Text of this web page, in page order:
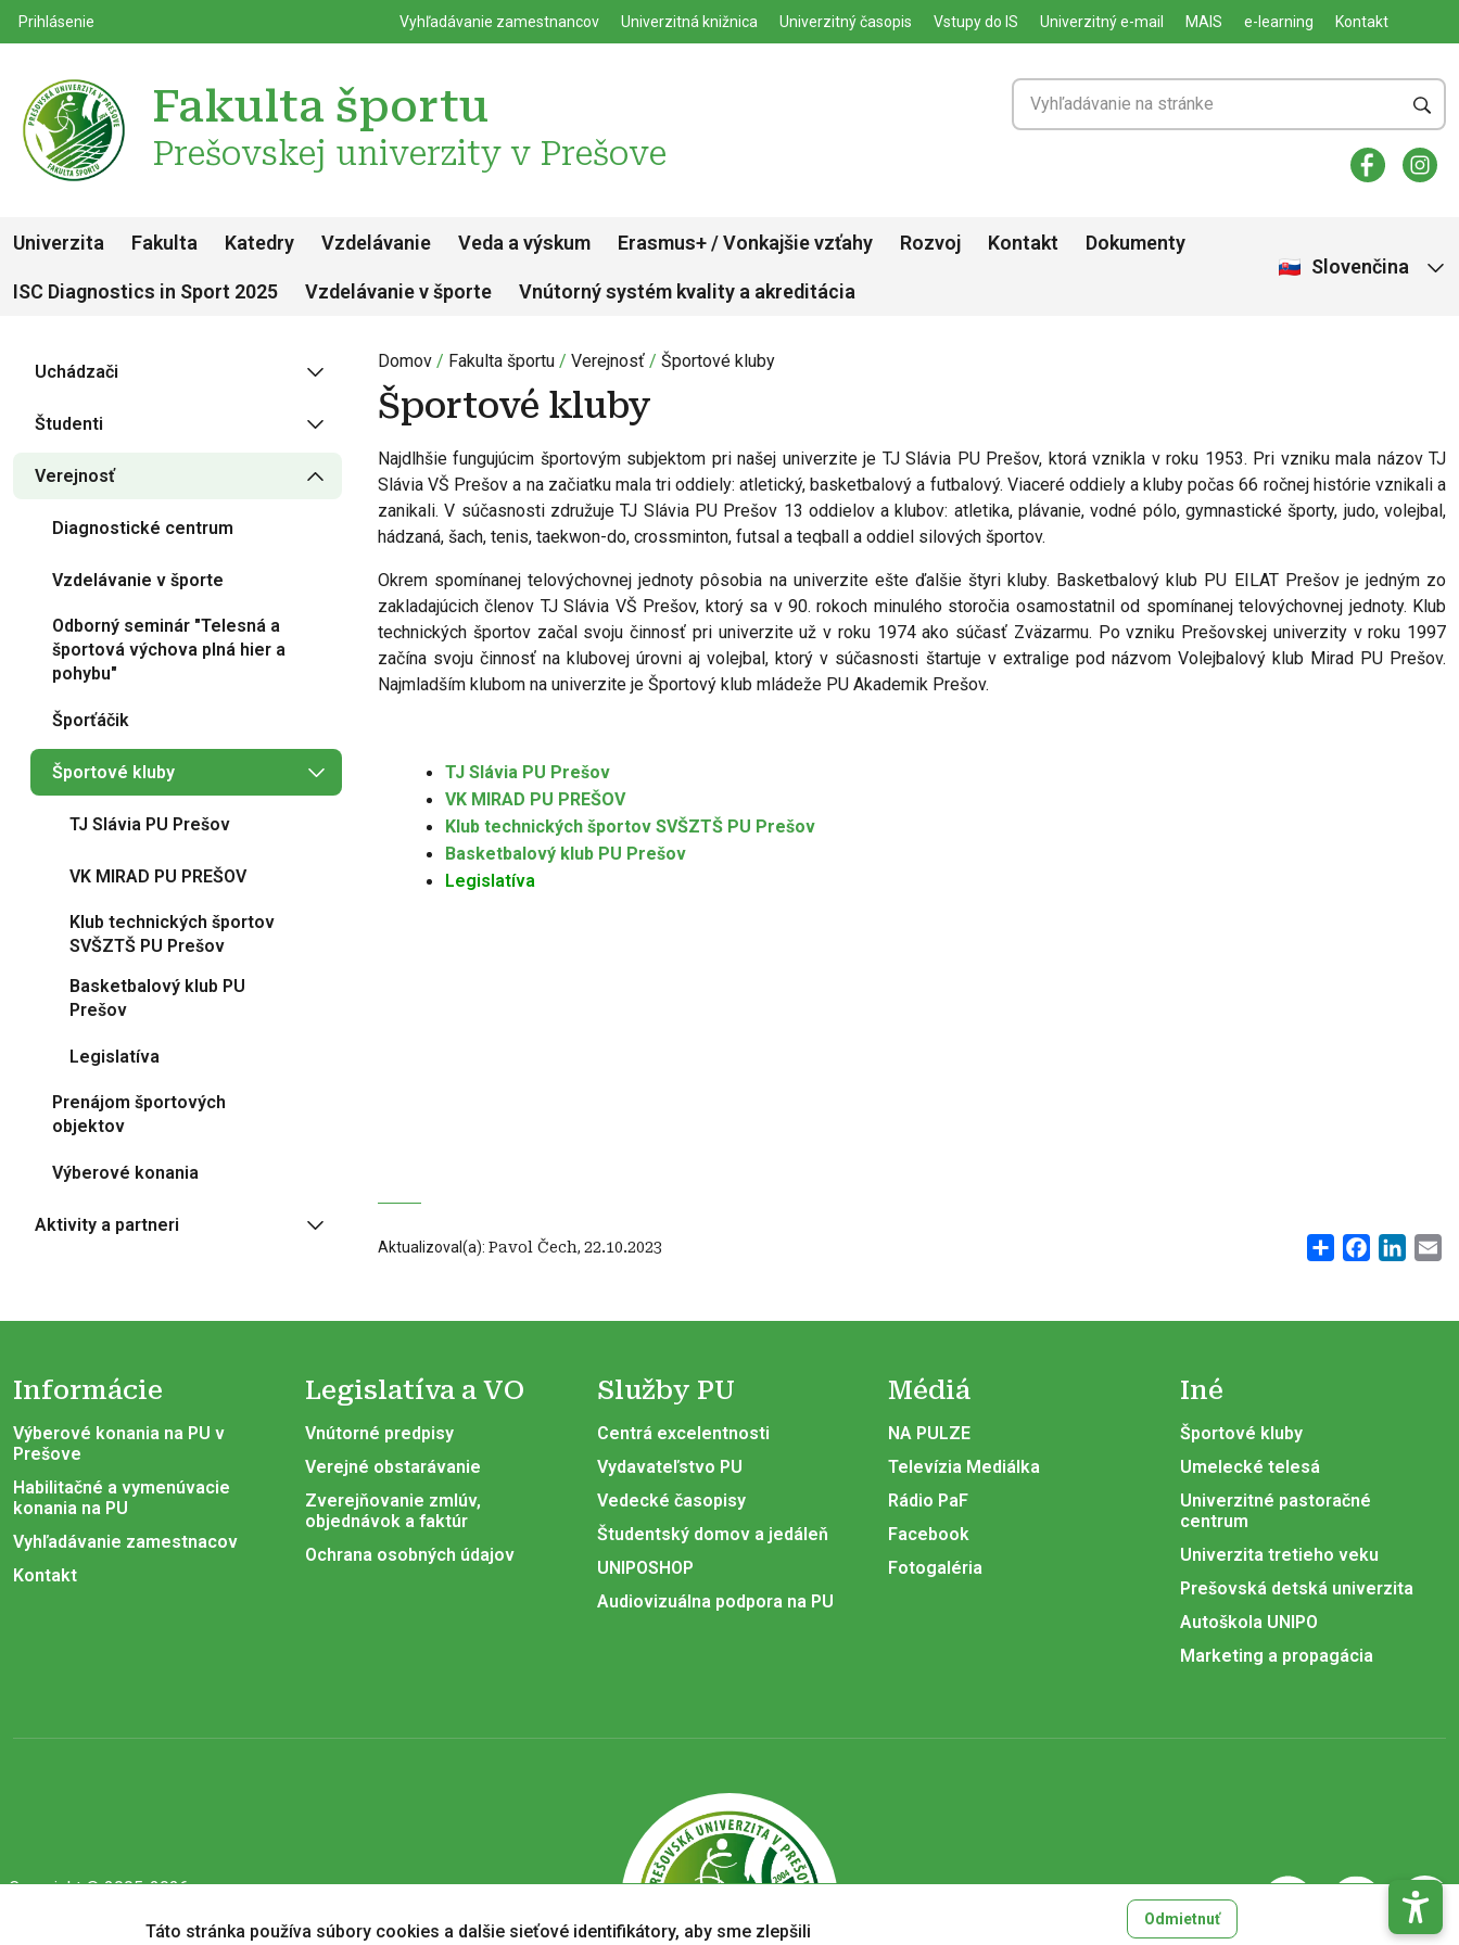
Skočiť na hlavný obsah
Používateľské menu
Prihlásenie Top menu
Vyhľadávanie zamestnancov Univerzitná knižnica Univerzitný časopis Vstupy do IS Univerzitný e-mail MAIS e-learning Kontakt
Fakulta športu
Prešovskej univerzity v Prešove
Univerzita Fakulta Katedry Vzdelávanie Veda a výskum Erasmus+ / Vonkajšie vzťahy Rozvoj Kontakt Dokumenty
ISC Diagnostics in Sport 2025 Vzdelávanie v športe Vnútorný systém kvality a akreditácia
Slovenčina
Domov Fakulta športu Verejnosť Športové kluby
Športové kluby
Najdlhšie fungujúcim športovým subjektom pri našej univerzite je TJ Slávia PU Prešov, ktorá vznikla v roku 1953. Pri vzniku mala názov TJ
Slávia VŠ Prešov a na začiatku mala tri oddiely: atletický, basketbalový a futbalový. Viaceré oddiely a kluby počas 66 ročnej histórie vznikali a
zanikali. V súčasnosti združuje TJ Slávia PU Prešov 13 oddielov a klubov: atletika, plávanie, vodné pólo, gymnastické športy, judo, volejbal,
hádzaná, šach, tenis, taekwon-do, crossminton, futsal a teqball a oddiel silových športov.
Okrem spomínanej telovýchovnej jednoty pôsobia na univerzite ešte ďalšie štyri kluby. Basketbalový klub PU EILAT Prešov je jedným zo
zakladajúcich členov TJ Slávia VŠ Prešov, ktorý sa v 90. rokoch minulého storočia osamostatnil od spomínanej telovýchovnej jednoty. Klub
technických športov začal svoju činnosť pri univerzite už v roku 1974 ako súčasť Zväzarmu. Po vzniku Prešovskej univerzity v roku 1997
začína svoju činnosť na klubovej úrovni aj volejbal, ktorý v súčasnosti štartuje v extralige pod názvom Volejbalový klub Mirad PU Prešov.
Najmladším klubom na univerzite je Športový klub mládeže PU Akademik Prešov.
TJ Slávia PU Prešov
VK MIRAD PU PREŠOV
Klub technických športov SVŠZTŠ PU Prešov
Basketbalový klub PU Prešov
Legislatíva
Aktualizoval(a): Pavol Čech, 22.10.2023 Share Facebook
Uchádzači
Študenti
Verejnosť
Diagnostické centrum
Vzdelávanie v športe
Odborný seminár "Telesná a
športová výchova plná hier a
pohybu"
Šporťáčik
Športové kluby
TJ Slávia PU Prešov
VK MIRAD PU PREŠOV
Klub technických športov
SVŠZTŠ PU Prešov
Basketbalový klub PU
Prešov
Legislatíva
Prenájom športových
objektov
Výberové konania
Aktivity a partneri
Informácie
Výberové konania na PU v
Prešove
Habilitačné a vymenúvacie
konania na PU
Vyhľadávanie zamestnacov
Kontakt
Legislatíva a VO
Vnútorné predpisy
Verejné obstarávanie
Zverejňovanie zmlúv,
objednávok a faktúr
Ochrana osobných údajov
Služby PU
Centrá excelentnosti
Vydavateľstvo PU
Vedecké časopisy
Študentský domov a jedáleň
UNIPOSHOP
Audiovizuálna podpora na PU
Médiá
NA PULZE
Televízia Mediálka
Rádio PaF
Facebook
Fotogaléria
Iné
Športové kluby
Umelecké telesá
Univerzitné pastoračné
centrum
Univerzita tretieho veku
Prešovská detská univerzita
Autoškola UNIPO
Marketing a propagácia
Copyright © 2005-2026
Táto stránka používa súbory cookies a dalšie sieťové identifikátory, aby sme zlepšili
Odmietnuť